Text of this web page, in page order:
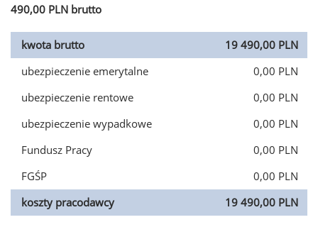
490,00 PLN brutto
kwota brutto
19 490,00 PLN
ubezpieczenie emerytalne
0,00 PLN
ubezpieczenie rentowe
0,00 PLN
ubezpieczenie wypadkowe
0,00 PLN
Fundusz Pracy
0,00 PLN
FGŚP
0,00 PLN
koszty pracodawcy
19 490,00 PLN